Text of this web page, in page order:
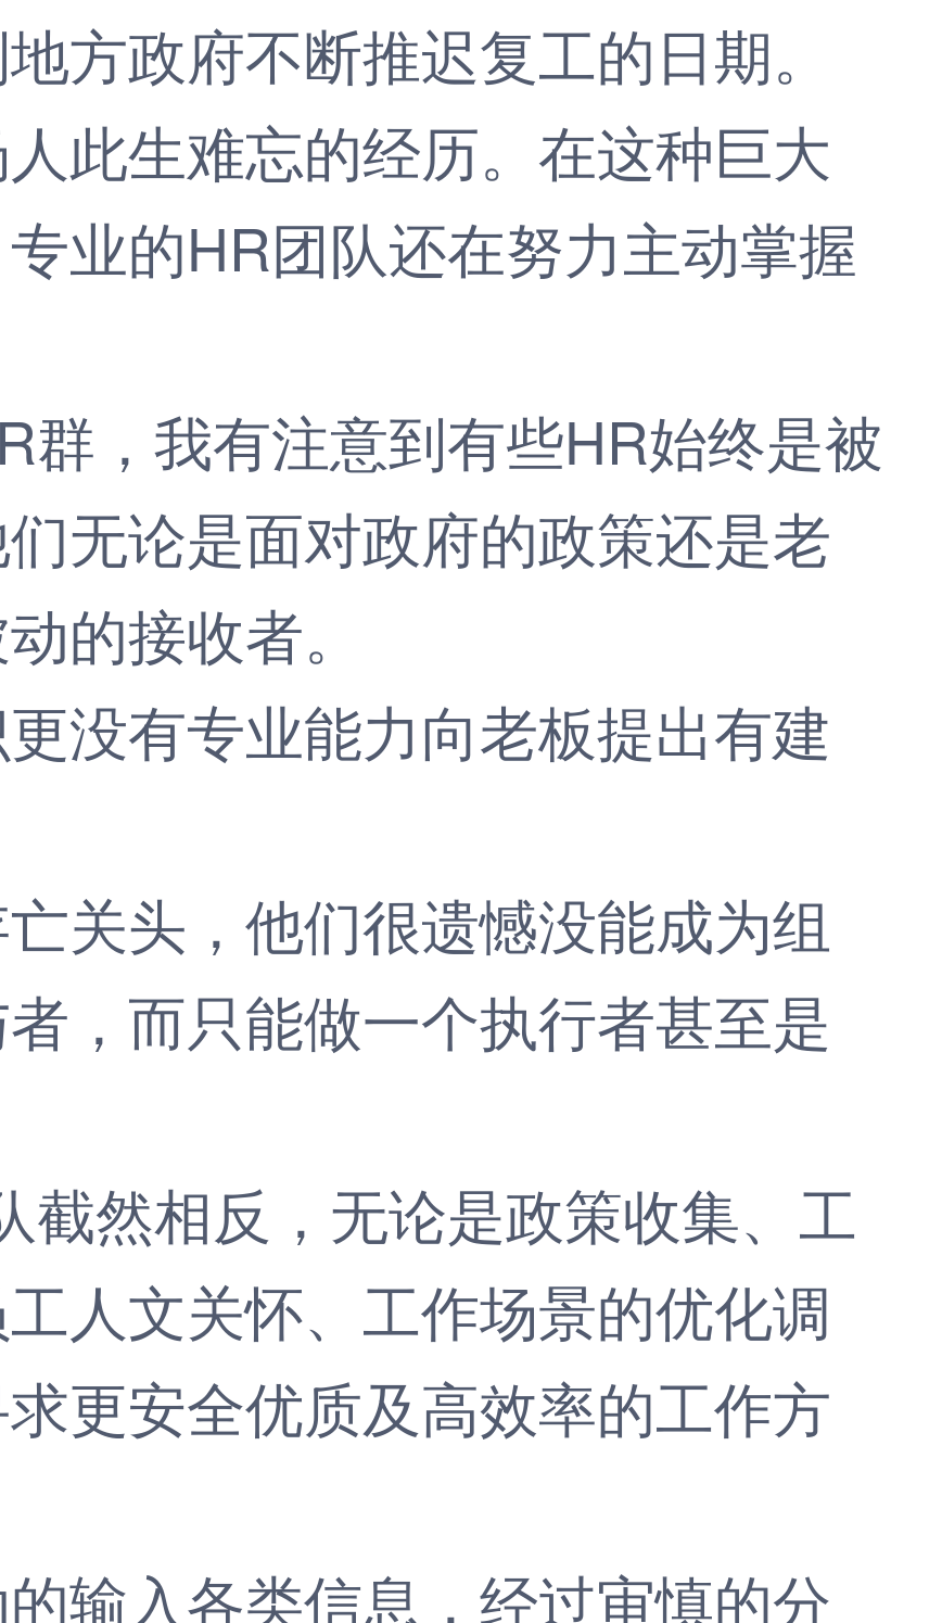
方政府不断推迟复工的日期。
生难忘的经历。在这种巨大
业的HR团队还在努力主动掌握
，我有注意到有些HR始终是被
无论是面对政府的政策还是老
的接收者。
有专业能力向老板提出有建
头，他们很遗憾没能成为组
，而只能做一个执行者甚至是
然相反，无论是政策收集、工
人文关怀、工作场景的优化调
更安全优质及高效率的工作方
入各类信息，经过审慎的分